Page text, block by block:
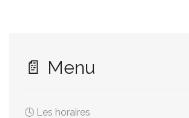
📄 Menu
🕓 Les horaires